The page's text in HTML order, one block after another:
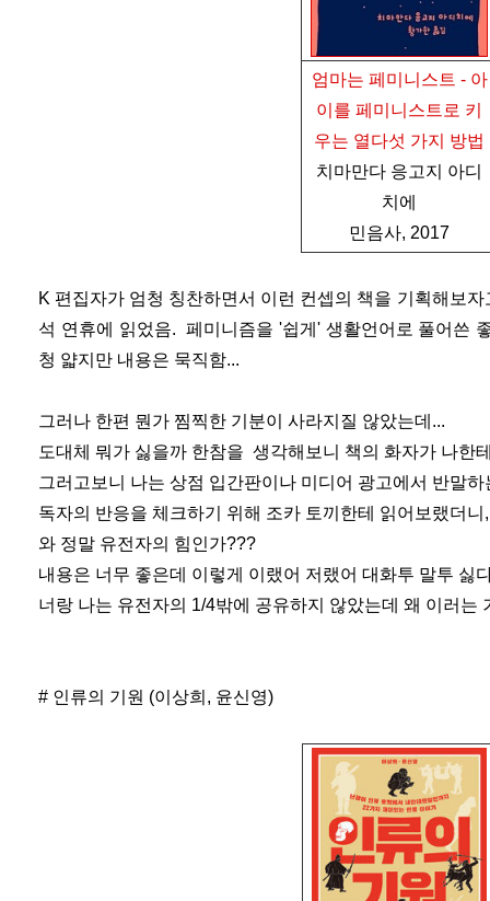
엄마는 페미니스트 - 아
이를 페미니스트로 키
우는 열다섯 가지 방법
치마만다 응고지 아디
치에
민음사, 2017
K 편집자가 엄청 칭찬하면서 이런 컨셉의 책을 기획해보
석 연휴에 읽었음. 페미니즘을 '쉽게' 생활언어로 풀어쓴
청 얇지만 내용은 묵직함...
그러나 한편 뭔가 찜찍한 기분이 사라지질 않았는데...
도대체 뭐가 싫을까 한참을 생각해보니 책의 화자가 나한
그러고보니 나는 상점 입간판이나 미디어 광고에서 반말
독자의 반응을 체크하기 위해 조카 토끼한테 읽어보랬더니,
와 정말 유전자의 힘인가???
내용은 너무 좋은데 이렇게 이랬어 저랬어 대화투 말투 싫
너랑 나는 유전자의 1/4밖에 공유하지 않았는데 왜 이러는
# 인류의 기원 (이상희, 윤신영)